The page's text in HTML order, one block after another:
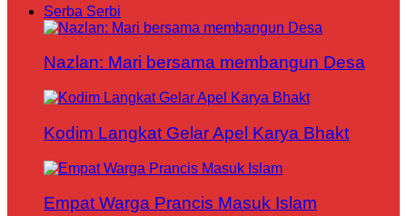
Serba Serbi
Nazlan: Mari bersama membangun Desa
Kodim Langkat Gelar Apel Karya Bhakt
Empat Warga Prancis Masuk Islam